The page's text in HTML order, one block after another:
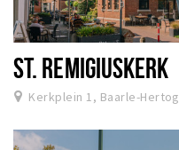
ST. REMIGIUSKERK
Kerkplein 1, Baarle-Hertog